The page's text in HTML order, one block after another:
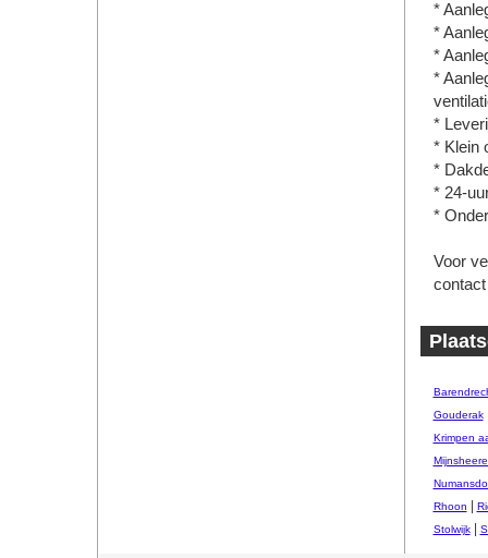
*
*
*
*
*
* Klein
*
* 24-
*
Voor
contact
Gouderak
Krimpen
Rhoon
Stolwijk|